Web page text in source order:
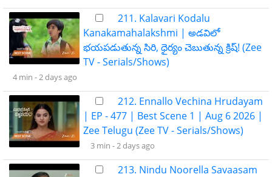
211. Kalavari Kodalu
Kanakamahalakshmi | అడవిలో
భయపడుతున్న సిరి, ధైర్యం చెబుతున్న క్రిష్! (Zee
TV - Serials/Shows)
4 min -2 days ago
212. Ennallo Vechina Hrudayam
| EP - 477 | Best Scene 1 | Aug 6 2026 |
Zee Telugu (Zee TV - Serials/Shows)
3 min -2 days ago
213. Nindu Noorella Savaasam